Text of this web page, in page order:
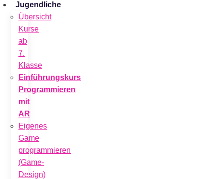
Jugendliche
Übersicht
Kurse
ab
7.
Klasse
Einführungskurs
Programmieren
mit
AR
Eigenes
Game
programmieren
(Game-
Design)